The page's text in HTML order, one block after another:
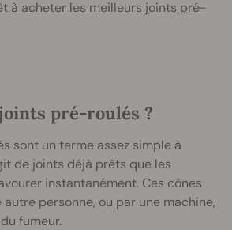
à acheter les meilleurs joints pré-
pré-roulés ?
sont un terme assez simple à
de joints déjà prêts que les
instantanément. Ces cônes
personne, ou par une machine,
fumeur.